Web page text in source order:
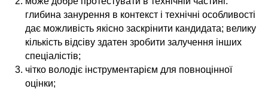
глибина занурення в контекст і технічні особливості
дає можливість якісно заскрінити кандидата; велику
кількість відсіву здатен зробити залучення інших
спеціалістів;
чітко володіє інструментарієм для повноцінної
оцінки;